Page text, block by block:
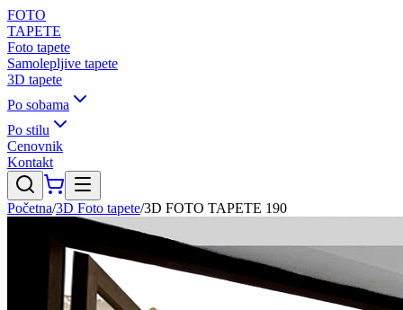
FOTO
TAPETE
Foto tapete
Samolepljive tapete
3D tapete
Po sobama
Po stilu
Cenovnik
Kontakt
Početna/3D Foto tapete/3D FOTO TAPETE 190